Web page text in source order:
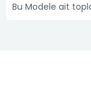
Bu Modele ait